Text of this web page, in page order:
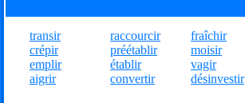
transir
crépir
emplir
aigrir
raccourcir
préétablir
établir
convertir
fraîchir
moisir
vagir
désinvestir